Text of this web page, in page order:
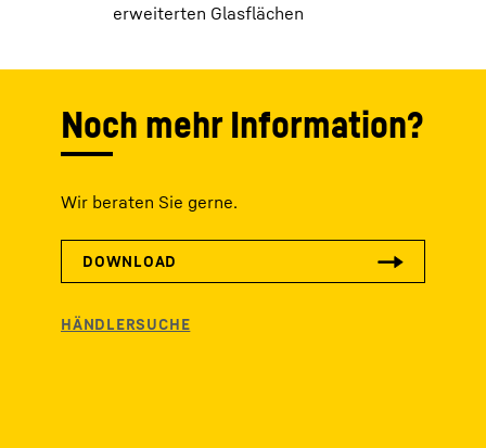
niedriger Schwerpunkt
Noch mehr Information?
Wir beraten Sie gerne.